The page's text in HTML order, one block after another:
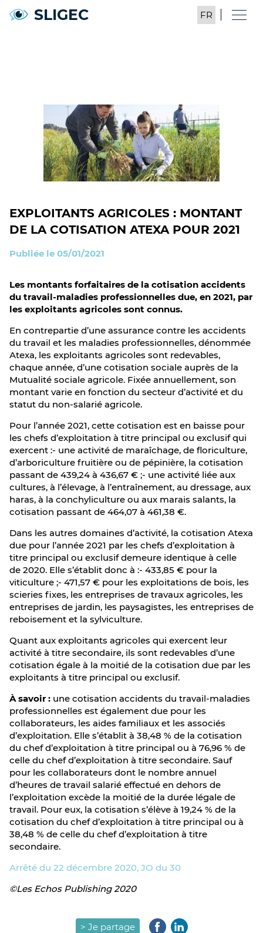
SLIGEC
EXPLOITANTS AGRICOLES : MONTANT
DE LA COTISATION ATEXA POUR 2021
Publiée le 05/01/2021
Les montants forfaitaires de la cotisation accidents
du travail-maladies professionnelles due, en 2021, par
les exploitants agricoles sont connus.
En contrepartie d’une assurance contre les accidents
du travail et les maladies professionnelles, dénommée
Atexa, les exploitants agricoles sont redevables,
chaque année, d’une cotisation sociale auprès de la
Mutualité sociale agricole. Fixée annuellement, son
montant varie en fonction du secteur d’activité et du
statut du non-salarié agricole.
Pour l’année 2021, cette cotisation est en baisse pour
les chefs d’exploitation à titre principal ou exclusif qui
exercent :- une activité de maraîchage, de floriculture,
d’arboriculture fruitière ou de pépinière, la cotisation
passant de 439,24 à 436,67 € ;- une activité liée aux
cultures, à l’élevage, à l’entraînement, au dressage, aux
haras, à la conchyliculture ou aux marais salants, la
cotisation passant de 464,07 à 461,38 €.
Dans les autres domaines d’activité, la cotisation Atexa
due pour l’année 2021 par les chefs d’exploitation à
titre principal ou exclusif demeure identique à celle
de 2020. Elle s’établit donc à :- 433,85 € pour la
viticulture ;- 471,57 € pour les exploitations de bois, les
scieries fixes, les entreprises de travaux agricoles, les
entreprises de jardin, les paysagistes, les entreprises de
reboisement et la sylviculture.
Quant aux exploitants agricoles qui exercent leur
activité à titre secondaire, ils sont redevables d’une
cotisation égale à la moitié de la cotisation due par les
exploitants à titre principal ou exclusif.
À savoir : une cotisation accidents du travail-maladies
professionnelles est également due pour les
collaborateurs, les aides familiaux et les associés
d’exploitation. Elle s’établit à 38,48 % de la cotisation
du chef d’exploitation à titre principal ou à 76,96 % de
celle du chef d’exploitation à titre secondaire. Sauf
pour les collaborateurs dont le nombre annuel
d’heures de travail salarié effectué en dehors de
l’exploitation excède la moitié de la durée légale de
travail. Pour eux, la cotisation s’élève à 19,24 % de la
cotisation du chef d’exploitation à titre principal ou à
38,48 % de celle du chef d’exploitation à titre
secondaire.
Arrêté du 22 décembre 2020, JO du 30
©Les Echos Publishing 2020
> Je partage